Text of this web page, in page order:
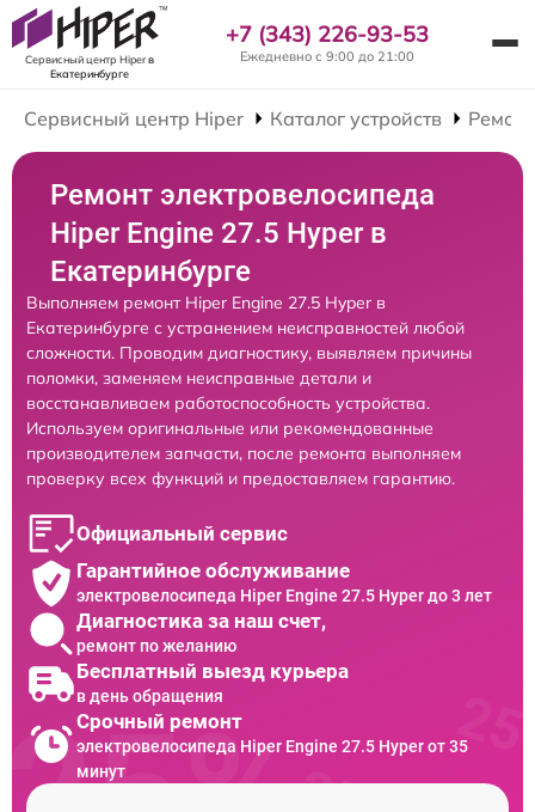
Сервисный центр Hiperв
Екатеринбурге
+7 (343) 226-93-53
Ежедневно с 9:00 до 21:00
Сервисный центр Hiper Каталог устройств
Ремонт электровелосипеда
Hiper Engine 27.5 Нyper в
Екатеринбурге
Выполняем ремонт Hiper Engine 27.5 Нyper в
Екатеринбурге с устранением неисправностей любой
сложности. Проводим диагностику, выявляем причины
поломки, заменяем неисправные детали и
восстанавливаем работоспособность устройства.
Используем оригинальные или рекомендованные
производителем запчасти, после ремонта выполняем
проверку всех функций и предоставляем гарантию.
Официальный сервис
Гарантийное обслуживание
электровелосипеда Hiper Engine 27.5 Нyper до 3 лет
Диагностика за наш счет,
ремонт по желанию
Бесплатный выезд курьера
в день обращения
Срочный ремонт
электровелосипеда Hiper Engine 27.5 Нyper от 35
минут